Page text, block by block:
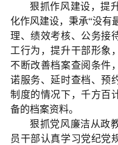
狠抓作风建设，提
化作风建设，秉承“没有
理、绩效考核、公务接
工行为，提升干部形象
不断改善档案查阅条件
诺服务、延时查档、预
制度的情况下，千方百
备的档案资料。
狠抓党风廉洁从政
员干部认真学习党纪党